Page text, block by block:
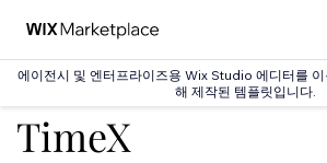
에이전시 및 엔터프라이즈용 Wix Studio 에디터를 이
해 제작된 템플릿입니다.